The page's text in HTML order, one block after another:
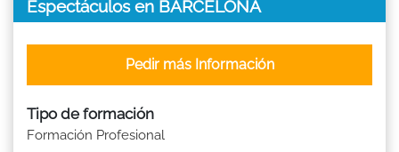
Espectáculos en BARCELONA
Tipo de formación
Formación Profesional
Pedir más Información